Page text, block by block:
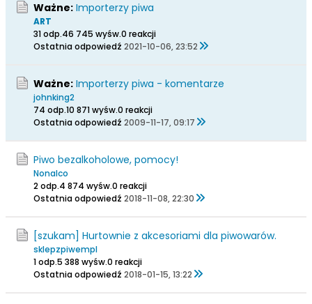
Ważne: Importerzy piwa
ART
31 odp.46 745 wyśw.0 reakcji
Ostatnia odpowiedź 2021-10-06, 23:52
Ważne: Importerzy piwa - komentarze
johnking2
74 odp.10 871 wyśw.0 reakcji
Ostatnia odpowiedź 2009-11-17, 09:17
Piwo bezalkoholowe, pomocy!
Nonalco
2 odp.4 874 wyśw.0 reakcji
Ostatnia odpowiedź 2018-11-08, 22:30
[szukam] Hurtownie z akcesoriami dla piwowarów.
sklepzpiwempl
1 odp.5 388 wyśw.0 reakcji
Ostatnia odpowiedź 2018-01-15, 13:22